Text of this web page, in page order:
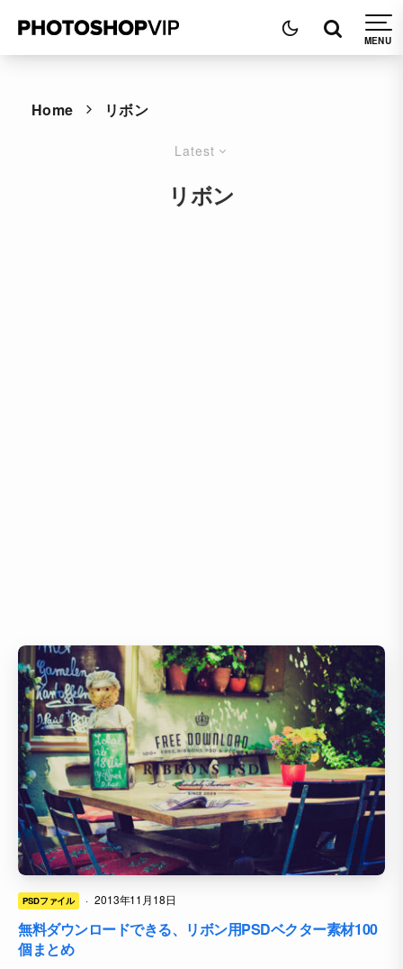
Home リボン
Latest
リボン
PSDファイル · 2013年11月18日
無料ダウンロードできる、リボン用PSDベクター素材100
個まとめ